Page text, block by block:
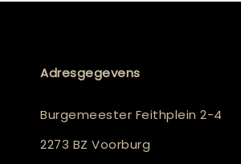
Adresgegevens
Burgemeester Feithplein 2-4
2273 BZ Voorburg